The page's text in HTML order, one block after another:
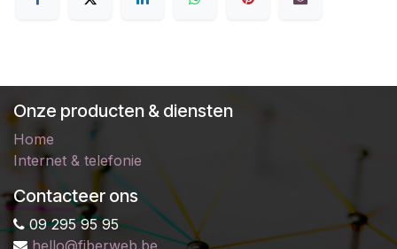
Onze producten & diensten
Home
Internet & telefonie
Contacteer ons
09 295 95 95
hello@fiberweb.be